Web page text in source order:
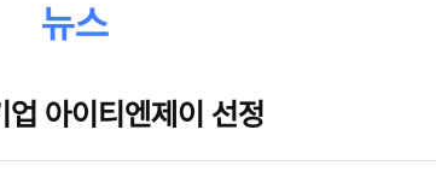
뉴스
아이티엔제이 선정